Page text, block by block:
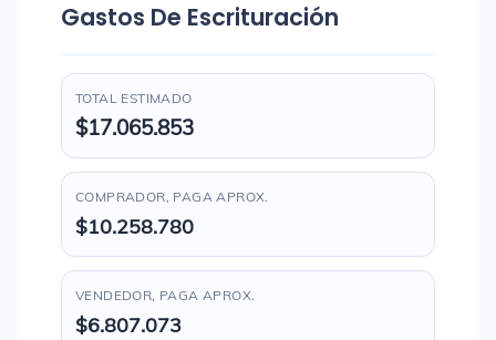
Gastos De Escrituración
TOTAL ESTIMADO
$17.065.853
COMPRADOR, PAGA APROX.
$10.258.780
VENDEDOR, PAGA APROX.
$6.807.073